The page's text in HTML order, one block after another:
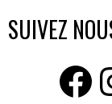
SUIVEZ